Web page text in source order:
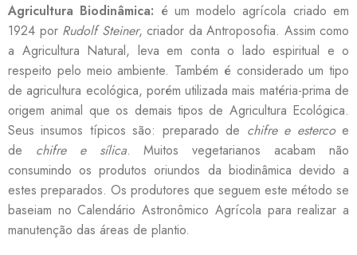
Agricultura Biodinâmica: é um modelo agrícola criado em
1924 por Rudolf Steiner, criador da Antroposofia. Assim como
a Agricultura Natural, leva em conta o lado espiritual e o
respeito pelo meio ambiente. Também é considerado um tipo
de agricultura ecológica, porém utilizada mais matéria-prima de
origem animal que os demais tipos de Agricultura Ecológica.
Seus insumos típicos são: preparado de chifre e estercoe
de chifre e sílica. Muitos vegetarianos acabam não
consumindo os produtos oriundos da biodinâmica devido a
estes preparados. Os produtores que seguem este método se
baseiam no Calendário Astronômico Agrícola para realizar a
manutenção das áreas de plantio.